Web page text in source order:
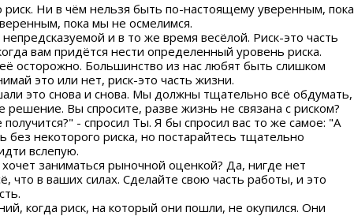
Ни в чём нельзя быть по-настоящему уверенным, пока
пока мы не осмелимся.
и в то же время весёлой. Риск-это часть
вам придётся нести определенный уровень риска.
осторожно. Большинство из нас любят быть слишком
это или нет, риск-это часть жизни.
это снова и снова. Мы должны тщательно всё обдумать,
Вы спросите, разве жизнь не связана с риском?
- спросил Ты. Я бы спросил вас то же самое: "А
некоторого риска, но постарайтесь тщательно
вслепую.
заниматься рыночной оценкой? Да, нигде нет
что в ваших силах. Сделайте свою часть работы, и это
когда риск, на который они пошли, не окупился. Они